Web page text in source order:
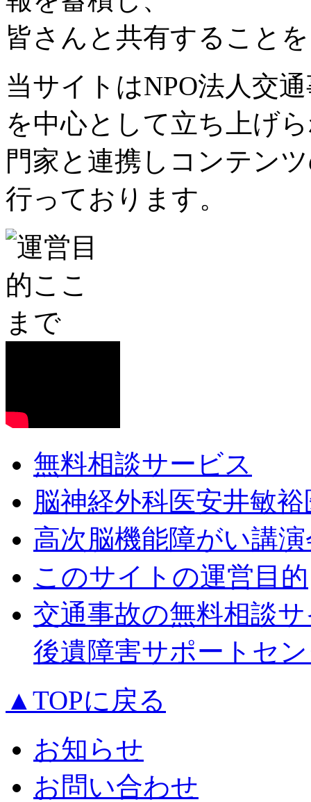
皆さんと共有すること
当サイトはNPO法人交
を中心として立ち上げ
門家と連携しコンテン
行っております。
無料相談サービス
脳神経外科医安井敏
高次脳機能障がい講
このサイトの運営目的
交通事故の無料相談
後遺障害サポートセ
▲TOPに戻る
お知らせ
お問い合わせ